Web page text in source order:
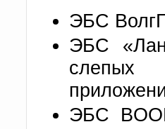
ЭБС
ЭБС
слепых
ЭБС